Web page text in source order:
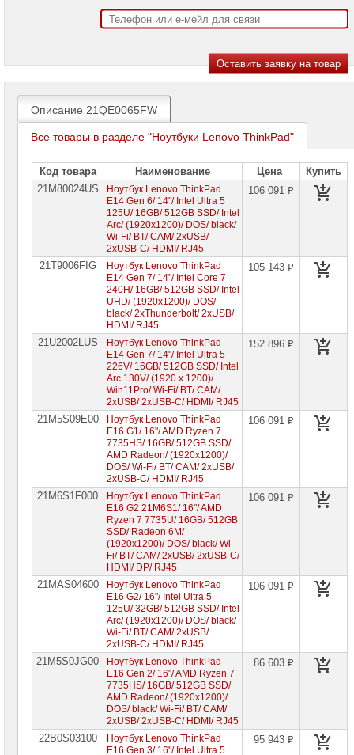
MSI
Ноутбуки
Acer
Ноутбуки
Asus
HP
Lenovo
IdeaPad
Lenovo
Ноутбуки
Lenovo
Yoga
Описание 21QE0065FW
Все товары в разделе "Ноутбуки Lenovo ThinkPad"
Код товара Наименование Цена
Купить
21M80024US
Ноутбук Lenovo ThinkPad
E14 Gen 6/ 14"/ Intel Ultra 5
125U/ 16GB/ 512GB SSD/ Intel
Arc/ (1920x1200)/ DOS/ black/
Wi-Fi/ BT/ CAM/ 2xUSB/
2xUSB-C/ HDMI/ RJ45
106 091 ₽
21T9006FIG
Ноутбук Lenovo ThinkPad
E14 Gen 7/ 14"/ Intel Core 7
240H/ 16GB/ 512GB SSD/ Intel
UHD/ (1920x1200)/ DOS/
black/ 2xThunderbolt/ 2xUSB/
HDMI/ RJ45
105 143 ₽
21U2002LUS
Ноутбук Lenovo ThinkPad
E14 Gen 7/ 14"/ Intel Ultra 5
226V/ 16GB/ 512GB SSD/ Intel
Arc 130V/ (1920 x 1200)/
Win11Pro/ Wi-Fi/ BT/ CAM/
2xUSB/ 2xUSB-C/ HDMI/ RJ45
152 896 ₽
21M5S09E00
Ноутбук Lenovo ThinkPad
E16 G1/ 16"/ AMD Ryzen 7
7735HS/ 16GB/ 512GB SSD/
AMD Radeon/ (1920x1200)/
DOS/ Wi-Fi/ BT/ CAM/ 2xUSB/
2xUSB-C/ HDMI/ RJ45
106 091 ₽
21M6S1F000
Ноутбук Lenovo ThinkPad
E16 G2 21M6S1/ 16"/ AMD
Ryzen 7 7735U/ 16GB/ 512GB
SSD/ Radeon 6M/
(1920x1200)/ DOS/ black/ Wi-
Fi/ BT/ CAM/ 2xUSB/ 2xUSB-C/
HDMI/ DP/ RJ45
106 091 ₽
21MAS04600
Ноутбук Lenovo ThinkPad
E16 G2/ 16"/ Intel Ultra 5
125U/ 32GB/ 512GB SSD/ Intel
Arc/ (1920x1200)/ DOS/ black/
Wi-Fi/ BT/ CAM/ 2xUSB/
2xUSB-C/ HDMI/ RJ45
106 091 ₽
21M5S0JG00
Ноутбук Lenovo ThinkPad
E16 Gen 2/ 16"/ AMD Ryzen 7
7735HS/ 16GB/ 512GB SSD/
AMD Radeon/ (1920x1200)/
DOS/ black/ Wi-Fi/ BT/ CAM/
2xUSB/ 2xUSB-C/ HDMI/ RJ45
86 603 ₽
22B0S03100
Ноутбук Lenovo ThinkPad
E16 Gen 3/ 16"/ Intel Ultra 5
95 943 ₽